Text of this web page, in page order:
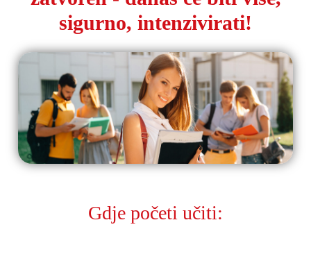
sigurno, intenzivirati!
Gdje početi učiti: